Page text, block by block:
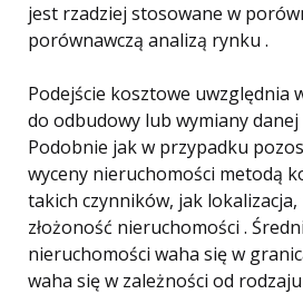
jest rzadziej stosowane w
porównawczą analizą rynku .
Podejście kosztowe uwzględnia
do odbudowy lub wymiany
Podobnie jak w przypadku
wyceny nieruchomości metodą
takich czynników, jak lokalizacja,
złożoność nieruchomości .
nieruchomości waha się w
waha się w zależności od